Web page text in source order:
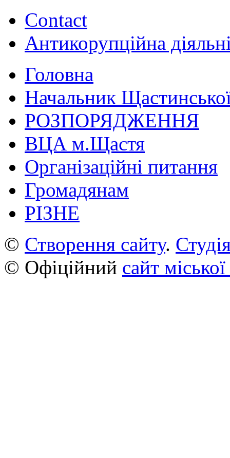
Contact
Антикорупційна
Головна
Начальник
РОЗПОРЯДЖЕННЯ
ВЦА м.Щастя
Організаційні питання
Громадянам
РІЗНЕ
© Створення сайту.
© Офіційний сайт